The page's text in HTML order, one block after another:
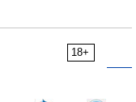
18+